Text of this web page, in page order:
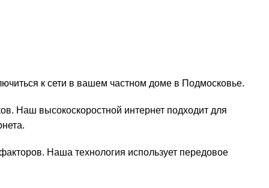
к сети в вашем частном доме в Подмосковье.
Наш высокоскоростной интернет подходит для
Наша технология использует передовое